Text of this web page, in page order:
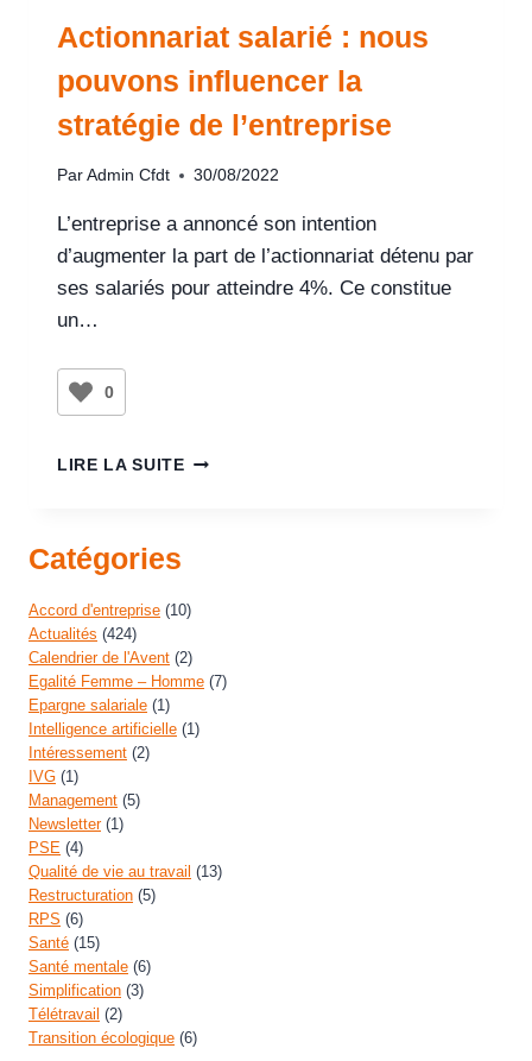
Actionnariat salarié : nous
pouvons influencer la
stratégie de l’entreprise
Par Admin Cfdt 30/08/2022
L’entreprise a annoncé son intention
d’augmenter la part de l’actionnariat détenu par
ses salariés pour atteindre 4%. Ce constitue
un…
0
LIRE LA SUITE
Catégories
Accord d'entreprise (10)
Actualités (424)
Calendrier de l'Avent (2)
Egalité Femme – Homme (7)
Epargne salariale (1)
Intelligence artificielle (1)
Intéressement (2)
IVG (1)
Management (5)
Newsletter(1)
PSE (4)
Qualité de vie au travail (13)
Restructuration (5)
RPS (6)
Santé (15)
Santé mentale (6)
Simplification (3)
Télétravail (2)
Transition écologique (6)